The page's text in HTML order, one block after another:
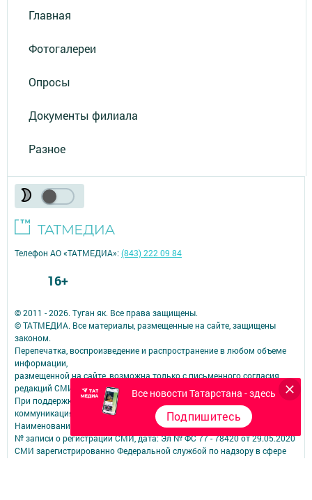
Главная
Фотогалереи
Опросы
Документы филиала
Разное
Все новости Татарстана - здесь
Подпишитесь
© 2011 - 2026. Туган як. Все права защищены.
© ТАТМЕДИА. Все материалы, размещенные на сайте, защищены
законом.
Перепечатка, воспроизведение и распространение в любом объеме
информации,
размещенной на сайте, возможна только с письменного согласия
редакций СМИ.
При поддержке Республиканского агентства по печати и массовым
коммуникациям.
Наименование СМИ: Туган як
№ записи о регистрации СМИ, дата: Эл № ФС 77 - 78420 от 29.05.2020
СМИ зарегистрированно Федеральной службой по надзору в сфере
Телефон АО «ТАТМЕДИА»:(843) 222 09 84
16+